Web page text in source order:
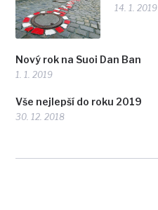
14. 1. 2019
Nový rok na Suoi Dan Ban
1. 1. 2019
Vše nejlepší do roku 2019
30. 12. 2018